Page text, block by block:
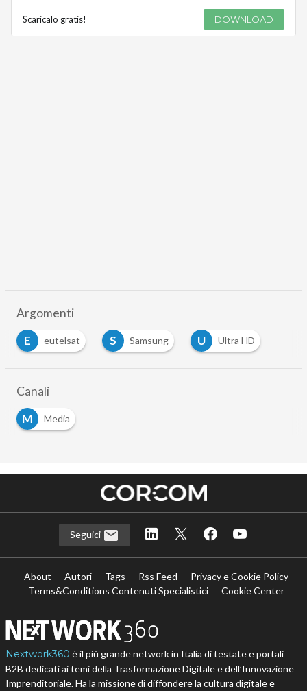
Scaricalo gratis! DOWNLOAD
Argomenti
E
eutelsat S Samsung U Ultra HD
Canali
M
Media
Seguici
About Autori Tags Rss Feed
Privacy e Cookie Policy
Terms&Conditions Contenuti Specialistici
Cookie Center
Nextwork360 è il più grande network in Italia di testate e portali
B2B dedicati ai temi della Trasformazione Digitale e dell’Innovazione
Imprenditoriale. Ha la missione di diffondere la cultura digitale e